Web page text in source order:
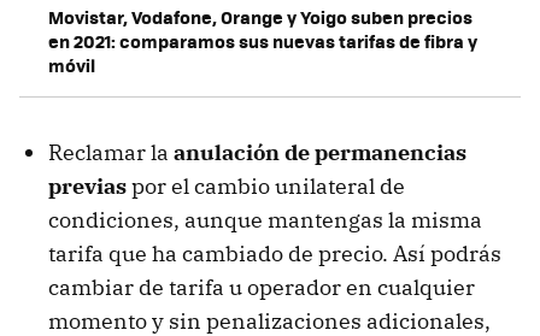
Movistar, Vodafone, Orange y Yoigo suben precios
en 2021: comparamos sus nuevas tarifas de fibra y
móvil
Reclamar la anulación de permanencias
previaspor el cambio unilateral de
condiciones, aunque mantengas la misma
tarifa que ha cambiado de precio. Así podrás
cambiar de tarifa u operador en cualquier
momento y sin penalizaciones adicionales,